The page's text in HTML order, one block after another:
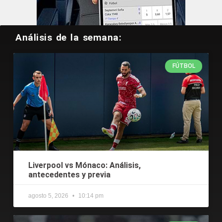
Análisis de la semana:
FÚTBOL
Liverpool vs Mónaco: Análisis,
antecedentes y previa
agosto 5, 2026 10:14 pm